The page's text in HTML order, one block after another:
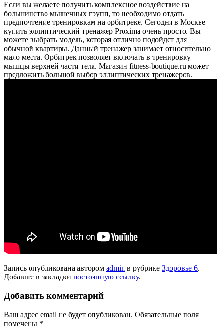
Если вы желаете получить комплексное воздействие на
большинство мышечных групп, то необходимо отдать
предпочтение тренировкам на орбитреке. Сегодня в Москве
купить эллиптический тренажер Proxima очень просто. Вы
можете выбрать модель, которая отлично подойдет для
обычной квартиры. Данный тренажер занимает относительно
мало места. Орбитрек позволяет включать в тренировку
мышцы верхней части тела. Магазин fitness-boutique.ru может
предложить большой выбор эллиптических тренажеров.
Запись опубликована автором admin в рубрике Здоровье 6.
Добавьте в закладки постоянную ссылку.
Добавить комментарий
Ваш адрес email не будет опубликован. Обязательные поля
помечены *